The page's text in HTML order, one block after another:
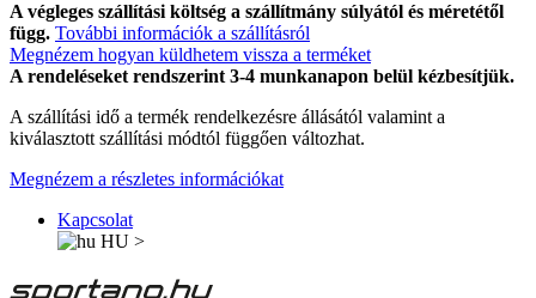
A végleges szállítási költség a szállítmány súlyától és méretétől
függ. További információk a szállításról
Megnézem hogyan küldhetem vissza a terméket
A rendeléseket rendszerint 3-4 munkanapon belül kézbesítjük.
A szállítási idő a termék rendelkezésre állásától valamint a
kiválasztott szállítási módtól függően változhat.
Megnézem a részletes információkat
Kapcsolat
HU >